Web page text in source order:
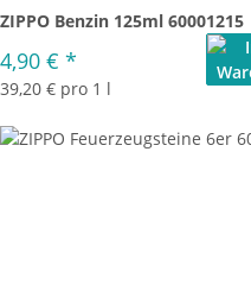
ZIPPO Benzin 125ml 60001215
4,90 € *
39,20 € pro 1 l